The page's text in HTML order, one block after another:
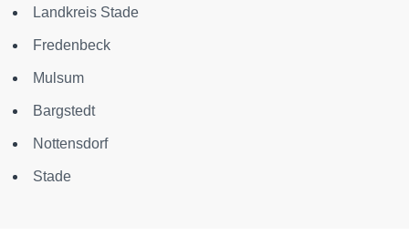
Landkreis Stade
Fredenbeck
Mulsum
Bargstedt
Nottensdorf
Stade